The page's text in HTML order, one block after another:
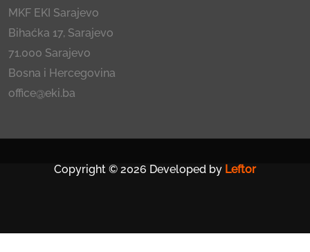
MKF EKI Sarajevo
Bihaćka 17, Sarajevo
71.000 Sarajevo
Bosna i Hercegovina
office@eki.ba
Copyright © 2026 Developed by Leftor